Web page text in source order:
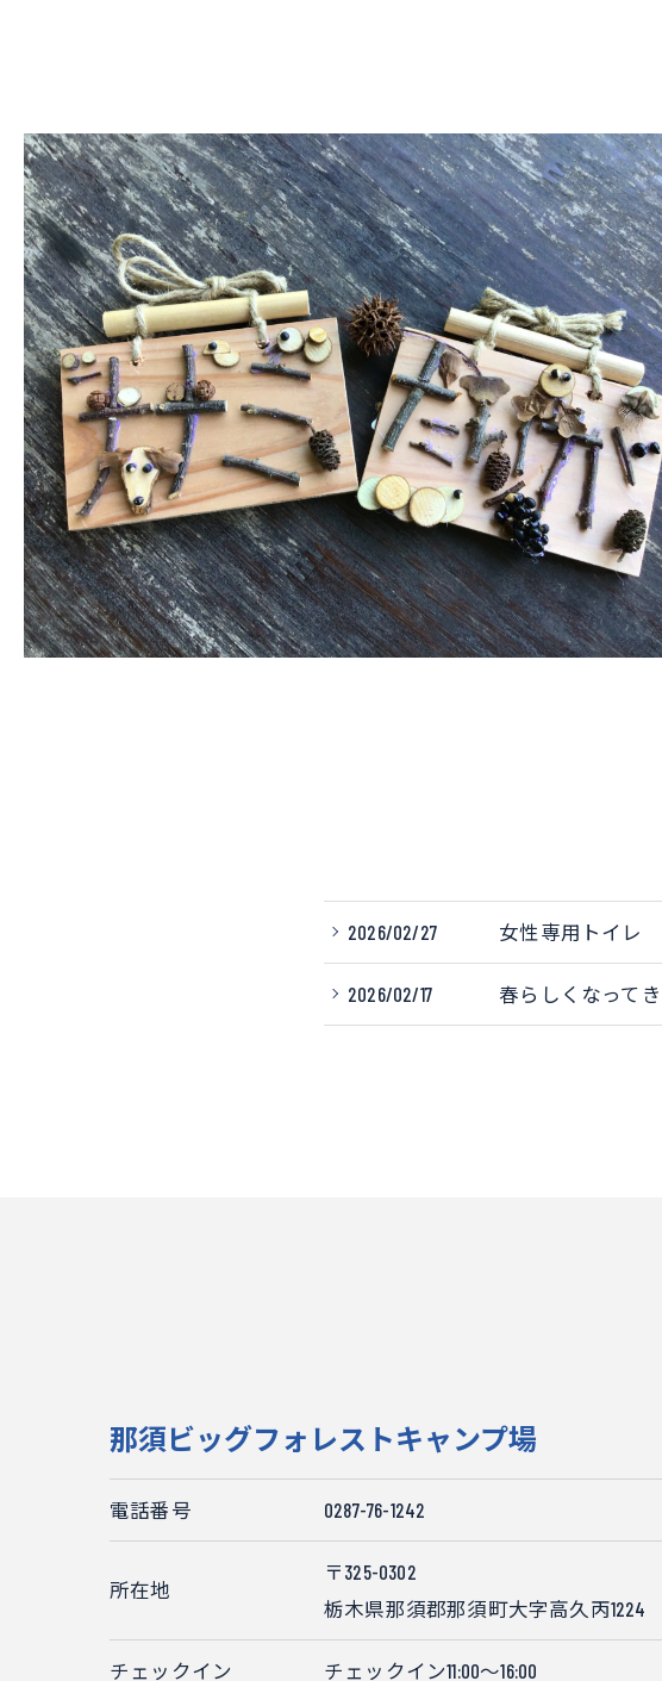
2026/02/27 女性専用トイレ
2026/02/17 春らしくなって
那須ビッグフォレストキャンプ場
電話番号 0287-76-1242
所在地
〒325-0302
栃木県那須郡那須町大字高久丙1224
チェックイン
チェックイン11:00～16:00